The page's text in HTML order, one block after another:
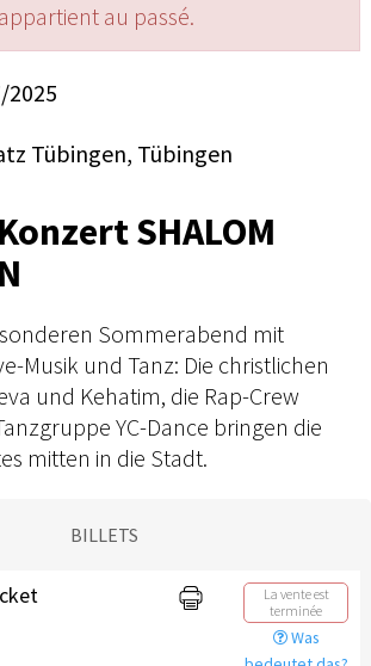
au passé.
2025
Tübingen, Tübingen
SHALOM
Sommerabend mit
Musik und Tanz: Die christlichen
und Kehatim, die Rap-Crew
YC-Dance bringen die
mitten in die Stadt.
BILLETS
La vente est
terminée
Was